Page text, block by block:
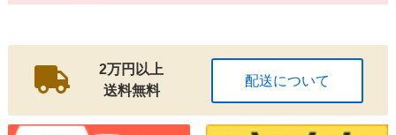
2万円以上
送料無料
配送について